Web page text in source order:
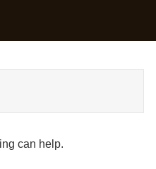
can help.